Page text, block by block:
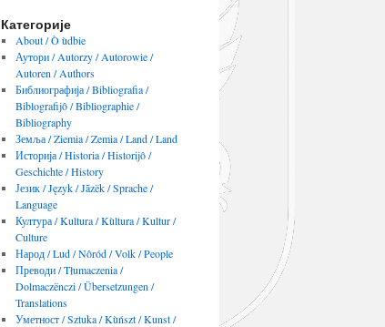
Категорије
About / Ò ùdbie
Аутори / Autorzy / Autorowie /
Autoren / Authors
Библиографија / Bibliografia /
Biblografijô / Bibliographie /
Bibliography
Земља / Ziemia / Zemia / Land / Land
Историја / Historia / Historijô /
Geschichte / History
Језик / Język / Jãzëk / Sprache /
Language
Култура / Kultura / Kùltura / Kultur /
Culture
Народ / Lud / Nôród / Volk / People
Преводи / Tłumaczenia /
Dolmaczënczi / Übersetzungen /
Translations
Уметност / Sztuka / Kùńszt / Kunst /